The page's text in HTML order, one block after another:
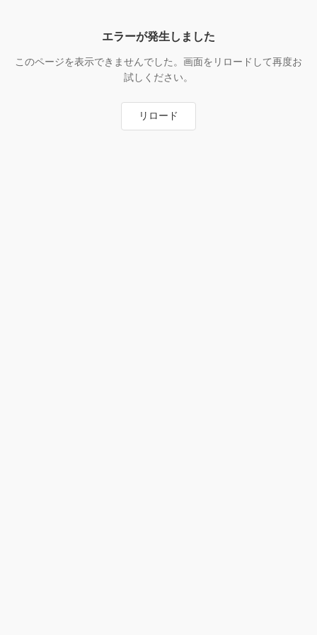
エラーが発生しました
このページを表示できませんでした。画面をリロードして再度お
試しください。
リロード